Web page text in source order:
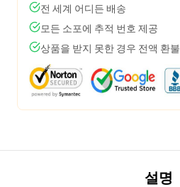
전 세계 어디든 배송
모든 소포에 추적 번호 제공
상품을 받지 못한 경우 전액 환불
설명